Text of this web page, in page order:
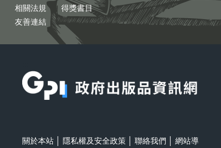
相關法規
友善連結
得獎書目
關於本站 隱私權及安全政策 聯絡我們
網站導